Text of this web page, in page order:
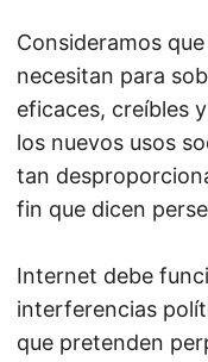
Consideramos
necesitan para
eficaces, creíbles
los nuevos usos
tan
fin que dicen
Internet debe
interferencias
que pretenden